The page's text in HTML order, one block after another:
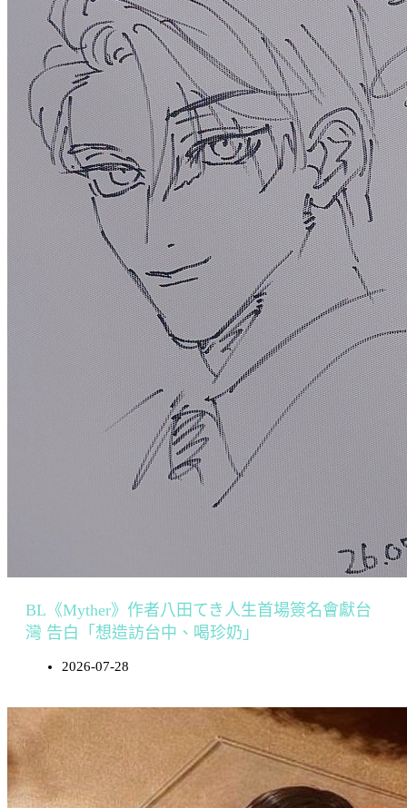
BL《Myther》作者八田てき人生首場簽名會獻台
灣 告白「想造訪台中、喝珍奶」
2026-07-28